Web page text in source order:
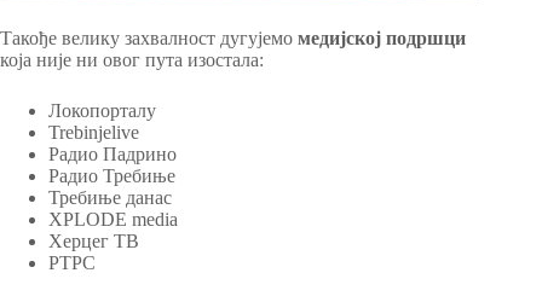
Такође велику захвалност дугујемо медијској подршци
која није ни овог пута изостала:
Локопорталу
Trebinjelive
Радио Падрино
Радио Требиње
Требиње данас
XPLODE media
Херцег ТВ
РТРС